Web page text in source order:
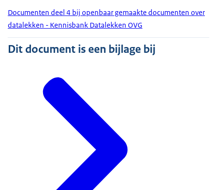
Documenten deel 4 bij openbaar gemaakte documenten over
datalekken - Kennisbank Datalekken OVG
Dit document is een bijlage bij